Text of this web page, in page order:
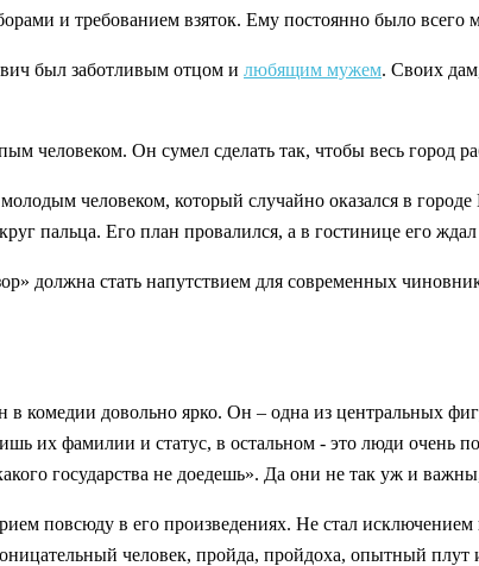
и требованием взяток. Ему постоянно было всего
был заботливым отцом и любящим мужем. Своих
человеком. Он сумел сделать так, чтобы весь город
человеком, который случайно оказался в
пальца. Его план провалился, а в гостинице его ждал
должна стать напутствием для современных
довольно ярко. Он – одна из центральных
их фамилии и статус, в остальном - это люди очень
государства не доедешь». Да они не так уж и
повсюду в его произведениях. Не стал
человек, пройда, пройдоха, опытный